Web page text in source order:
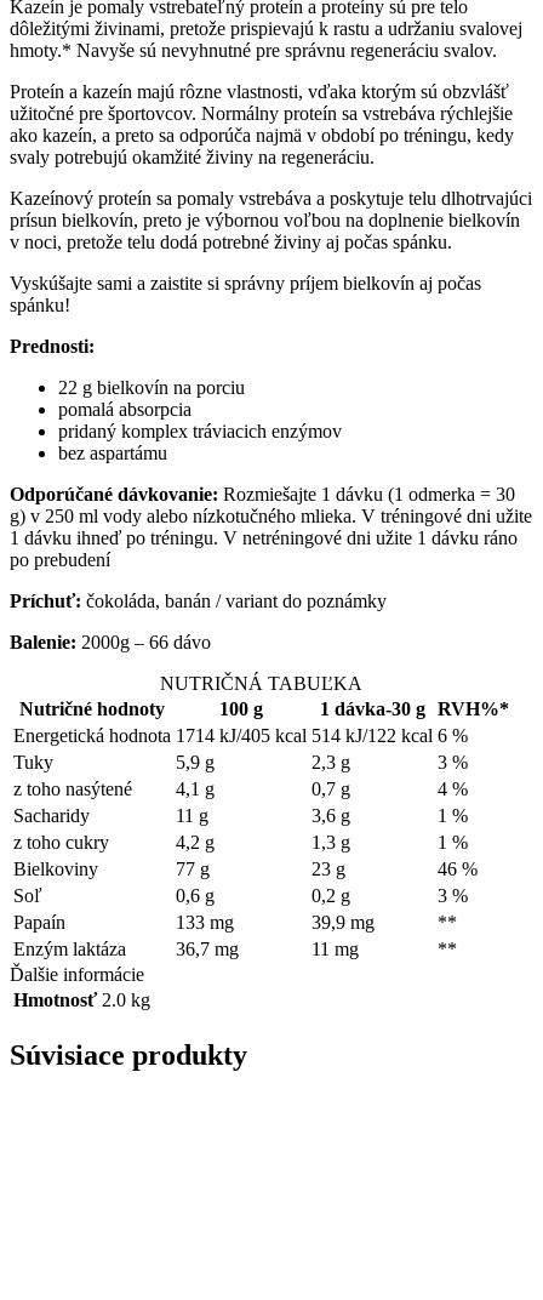
Kazeín je pomaly vstrebateľný proteín a proteíny sú pre telo
dôležitými živinami, pretože prispievajú k rastu a udržaniu svalovej
hmoty.* Navyše sú nevyhnutné pre správnu regeneráciu svalov.
Proteín a kazeín majú rôzne vlastnosti, vďaka ktorým sú obzvlášť
užitočné pre športovcov. Normálny proteín sa vstrebáva rýchlejšie
ako kazeín, a preto sa odporúča najmä v období po tréningu, kedy
svaly potrebujú okamžité živiny na regeneráciu.
Kazeínový proteín sa pomaly vstrebáva a poskytuje telu dlhotrvajúci
prísun bielkovín, preto je výbornou voľbou na doplnenie bielkovín
v noci, pretože telu dodá potrebné živiny aj počas spánku.
Vyskúšajte sami a zaistite si správny príjem bielkovín aj počas
spánku!
Prednosti:
22 g bielkovín na porciu
pomalá absorpcia
pridaný komplex tráviacich enzýmov
bez aspartámu
Odporúčané dávkovanie: Rozmiešajte 1 dávku (1 odmerka = 30
g) v 250 ml vody alebo nízkotučného mlieka. V tréningové dni užite
1 dávku ihneď po tréningu. V netréningové dni užite 1 dávku ráno
po prebudení
Príchuť: čokoláda, banán / variant do poznámky
Balenie: 2000g – 66 dávo
NUTRIČNÁ TABUĽKA
Nutričné hodnoty
100 g 1 dávka-30 g
RVH%*
Energetická hodnota 1714 kJ/405 kcal 514 kJ/122 kcal 6 %
Tuky
5,9 g 2,3 g
3 %
z toho nasýtené
4,1 g 0,7 g
4 %
Sacharidy
11 g 3,6 g
1 %
z toho cukry
4,2 g 1,3 g
1 %
Bielkoviny
77 g 23 g
46 %
Soľ
0,6 g 0,2 g
3 %
Papaín
133 mg 39,9 mg
**
Enzým laktáza
36,7 mg 11 mg
**
Ďalšie informácie
Hmotnosť 2.0 kg
Súvisiace produkty